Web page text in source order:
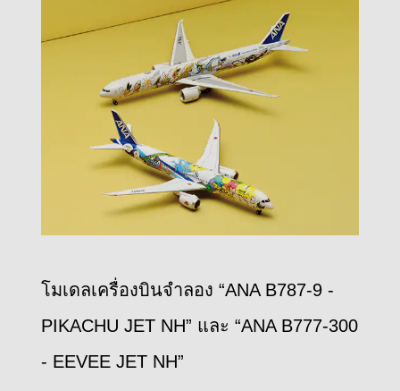
โมเดลเครื่องบินจำลอง “ANA B787-9 -
PIKACHU JET NH” และ “ANA B777-300
- EEVEE JET NH”